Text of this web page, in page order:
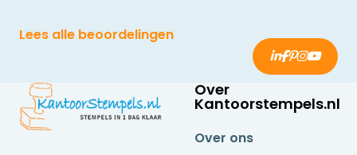
Lees alle beoordelingen
Over
Kantoorstempels.nl
Over ons